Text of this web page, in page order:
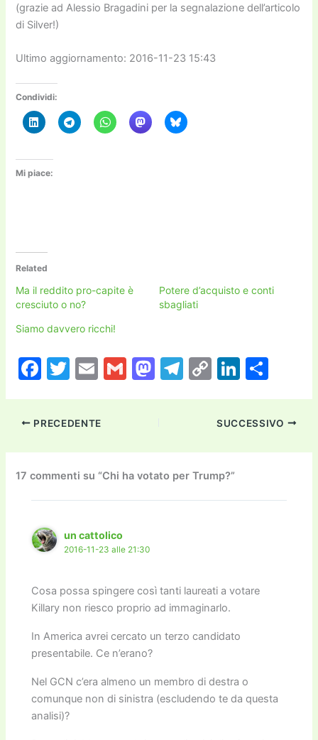
(grazie ad Alessio Bragadini per la segnalazione dell’articolo
di Silver!)
Ultimo aggiornamento: 2016-11-23 15:43
Condividi:
Mi piace:
Related
Ma il reddito pro-capite è
cresciuto o no?
Potere d’acquisto e conti
sbagliati
Siamo davvero ricchi!
F
c
e
b
o
o
k
T
itt
er
E
ai
l
G
M
d
o
n
T
a
m
C
p
y
Li
n
k
Li
k
e
dI
n
di
vi
PRECEDENTE SUCCESSIVO
17 commenti su “Chi ha votato per Trump?”
un cattolico
2016-11-23 alle 21:30
Cosa possa spingere così tanti laureati a votare
Killary non riesco proprio ad immaginarlo.
In America avrei cercato un terzo candidato
presentabile. Ce n’erano?
Nel GCN c’era almeno un membro di destra o
comunque non di sinistra (escludendo te da questa
analisi)?